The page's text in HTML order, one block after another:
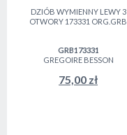
DZIÓB WYMIENNY LEWY 3
OTWORY 173331 ORG.GRB
GRB173331
GREGOIRE BESSON
75,00 zł